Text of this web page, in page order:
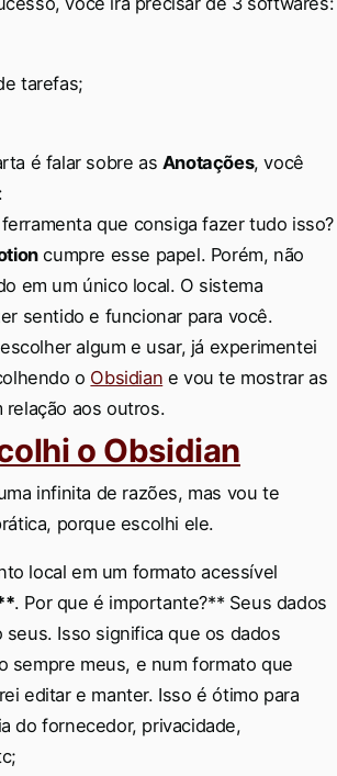
tarefas;
é falar sobre as Anotações, você
que consiga fazer tudo isso?
cumpre esse papel. Porém, não
em um único local. O sistema
sentido e funcionar para você.
algum e usar, já experimentei
o Obsidian e vou te mostrar as
aos outros.
o Obsidian
infinita de razões, mas vou te
porque escolhi ele.
local em um formato acessível
. Por que é importante?** Seus dados
seus. Isso significa que os dados
sempre meus, e num formato que
editar e manter. Isso é ótimo para
do fornecedor, privacidade,